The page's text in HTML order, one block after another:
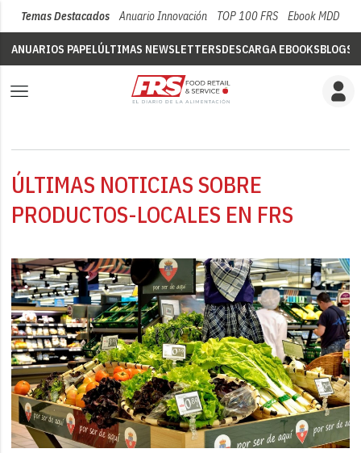
Temas Destacados Anuario Innovación TOP 100 FRS Ebook MDD
ANUARIOS PAPELÚLTIMAS NEWSLETTERSDESCARGA EBOOKSBLOGS
ÚLTIMAS NOTICIAS SOBRE
PRODUCTOS-LOCALES EN FRS